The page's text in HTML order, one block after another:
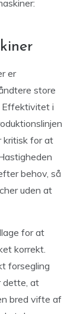
er
store
i
kritisk for at
behov, så
uden at
for at
korrekt.
forsegling
dette, at
bred vifte af